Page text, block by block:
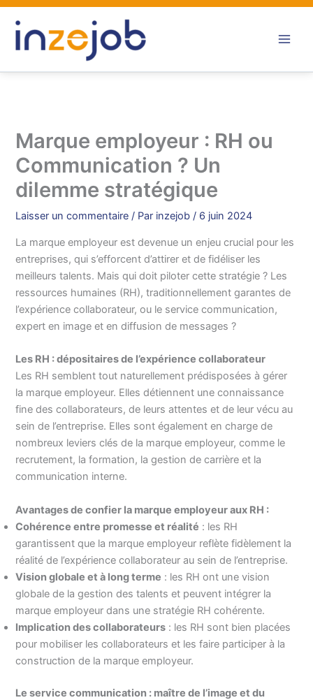
Aller
contenu
Marque employeur : RH ou
Communication ? Un
dilemme stratégique
Laisser un commentaire / Par inzejob/ 6 juin 2024
La marque employeur est devenue un enjeu crucial pour les
entreprises, qui s’efforcent d’attirer et de fidéliser les
meilleurs talents. Mais qui doit piloter cette stratégie ? Les
ressources humaines (RH), traditionnellement garantes de
l’expérience collaborateur, ou le service communication,
expert en image et en diffusion de messages ?
Les RH : dépositaires de l’expérience collaborateur
Les RH semblent tout naturellement prédisposées à gérer
la marque employeur. Elles détiennent une connaissance
fine des collaborateurs, de leurs attentes et de leur vécu au
sein de l’entreprise. Elles sont également en charge de
nombreux leviers clés de la marque employeur, comme le
recrutement, la formation, la gestion de carrière et la
communication interne.
Avantages de confier la marque employeur aux RH :
Cohérence entre promesse et réalité : les RH
garantissent que la marque employeur reflète fidèlement la
réalité de l’expérience collaborateur au sein de l’entreprise.
Vision globale et à long terme : les RH ont une vision
globale de la gestion des talents et peuvent intégrer la
marque employeur dans une stratégie RH cohérente.
Implication des collaborateurs : les RH sont bien placées
pour mobiliser les collaborateurs et les faire participer à la
construction de la marque employeur.
Le service communication : maître de l’image et du